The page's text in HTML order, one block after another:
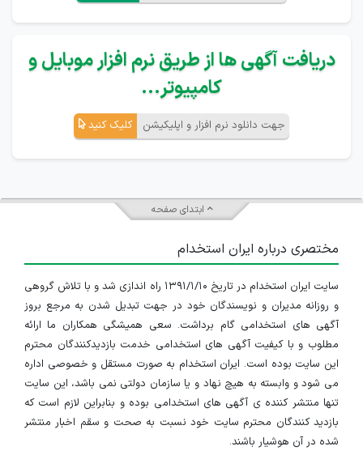
دریافت آگهی ها از طریق نرم افزار موبایل و
کامپیوتر...
جهت دانلود نرم افزار و اپلیکیشن کلیک کنید
ابتدای صفحه
مختصری درباره ایران استخدام
سایت ایران استخدام در تاریخ ۱۳۹۱/۱/۱۰ راه اندازی شد و با تلاش گروهی
و روزانه مدیران و نویسندگان خود در جهت تبدیل شدن به مرجع بروز
آگهی های استخدامی گام برداشت. سعی همیشگی همکاران ما ارائه
مطلوب و با کیفیت آگهی های استخدامی خدمت بازدیدکنندگان محترم
این سایت بوده است. ایران استخدام به صورت مستقل و خصوصی اداره
می شود و وابسته به هیچ نهاد و یا سازمان دولتی نمی باشد، این سایت
تنها منتشر کننده ی آگهی های استخدامی بوده و بنابراین لازم است که
بازدید کنندگان محترم سایت خود نسبت به صحت و سقم اخبار منتشر
شده در آن هوشیار باشند.